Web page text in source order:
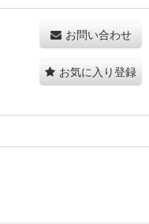
お問い合わせ
お気に入り登録